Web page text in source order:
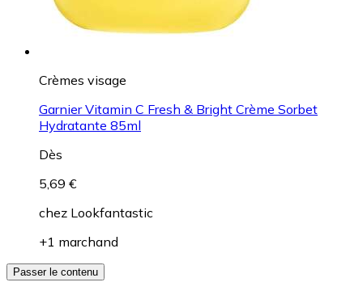
Crèmes visage
Garnier Vitamin C Fresh & Bright Crème Sorbet
Hydratante 85ml
Dès
5,69 €
chez Lookfantastic
+1 marchand
Passer le contenu